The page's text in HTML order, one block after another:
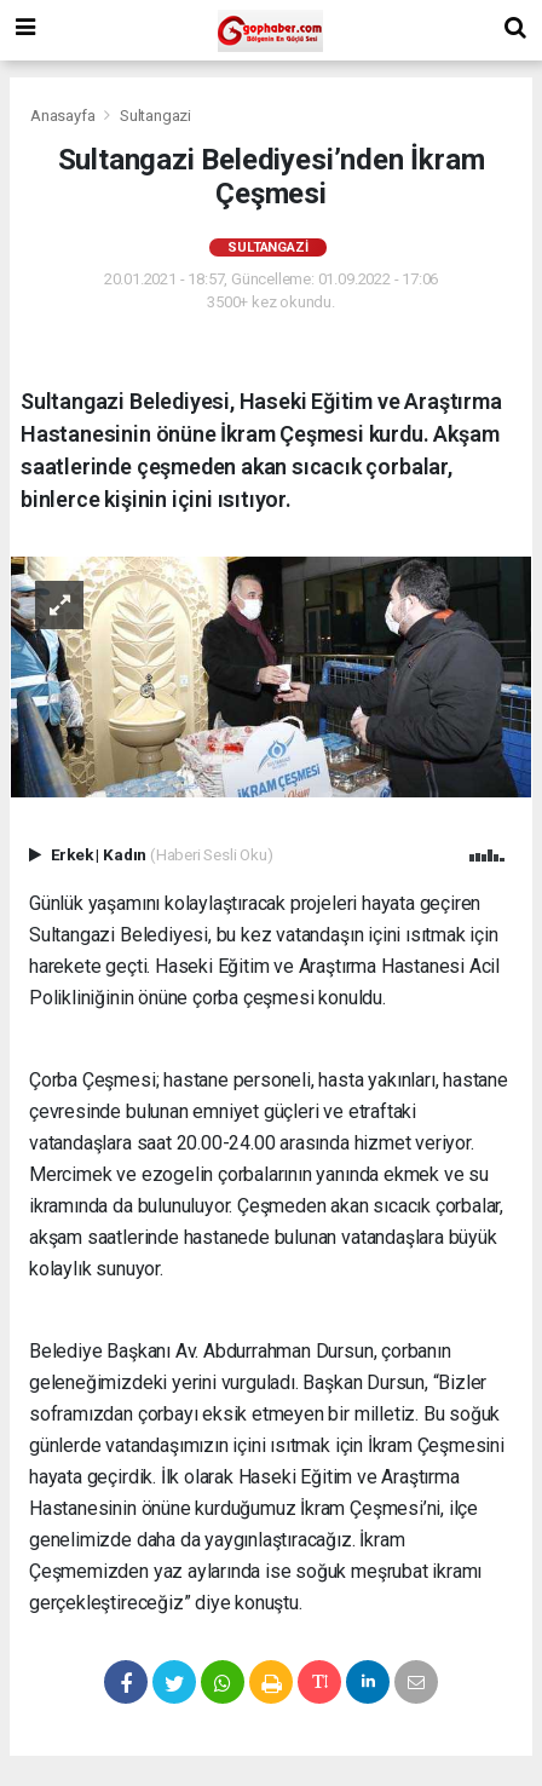
Anasayfa Sultangazi
Sultangazi Belediyesi’nden İkram
Çeşmesi
SULTANGAZI
20.01.2021 - 18:57, Güncelleme: 01.09.2022 - 17:06
3500+ kez okundu.
Sultangazi Belediyesi, Haseki Eğitim ve Araştırma
Hastanesinin önüne İkram Çeşmesi kurdu. Akşam
saatlerinde çeşmeden akan sıcacık çorbalar,
binlerce kişinin içini ısıtıyor.
Erkek| Kadın (Haberi Sesli Oku)
Günlük yaşamını kolaylaştıracak projeleri hayata geçiren
Sultangazi Belediyesi, bu kez vatandaşın içini ısıtmak için
harekete geçti. Haseki Eğitim ve Araştırma Hastanesi Acil
Polikliniğinin önüne çorba çeşmesi konuldu.
Çorba Çeşmesi; hastane personeli, hasta yakınları, hastane
çevresinde bulunan emniyet güçleri ve etraftaki
vatandaşlara saat 20.00-24.00 arasında hizmet veriyor.
Mercimek ve ezogelin çorbalarının yanında ekmek ve su
ikramında da bulunuluyor. Çeşmeden akan sıcacık çorbalar,
akşam saatlerinde hastanede bulunan vatandaşlara büyük
kolaylık sunuyor.
Belediye Başkanı Av. Abdurrahman Dursun, çorbanın
geleneğimizdeki yerini vurguladı. Başkan Dursun, “Bizler
soframızdan çorbayı eksik etmeyen bir milletiz. Bu soğuk
günlerde vatandaşımızın içini ısıtmak için İkram Çeşmesini
hayata geçirdik. İlk olarak Haseki Eğitim ve Araştırma
Hastanesinin önüne kurduğumuz İkram Çeşmesi’ni, ilçe
genelimizde daha da yaygınlaştıracağız. İkram
Çeşmemizden yaz aylarında ise soğuk meşrubat ikramı
gerçekleştireceğiz” diye konuştu.